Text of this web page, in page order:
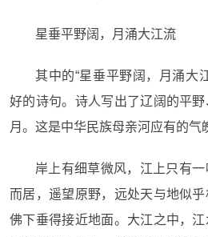
星垂平野阔，月涌大江流
其中的“星垂平野阔，月涌大
好的诗句。诗人写出了辽阔的平
月。这是中华民族母亲河应有的气
岸上有细草微风，江上只有
而居，遥望原野，远处天与地似
佛下垂得接近地面。大江之中，